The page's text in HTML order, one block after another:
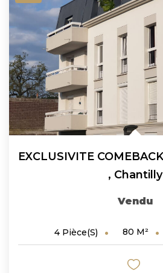
, Chantilly
Vendu
4 Pièce(s) 80 M²